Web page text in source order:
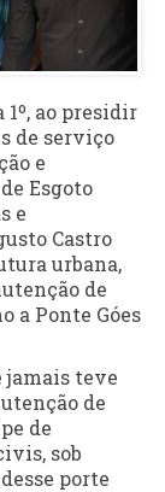
ao presidir
de serviço
e
Esgoto
e
Castro
urbana,
de
a Ponte Góes
jamais teve
de
de
sob
porte